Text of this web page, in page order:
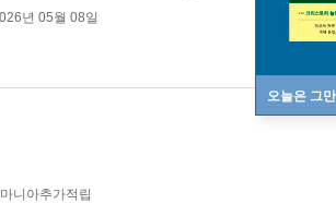
오늘은 그
년 05월 08일
니아추가적립